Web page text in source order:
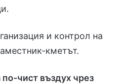
и контрол на
кметът.
чист въздух чрез